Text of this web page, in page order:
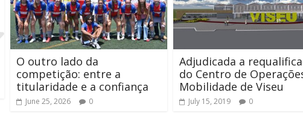
O outro lado da
competição: entre a
titularidade e a confiança
June 25, 2026 0
Adjudicada a
do Centro de
Mobilidade de Viseu
July 15, 2019 0